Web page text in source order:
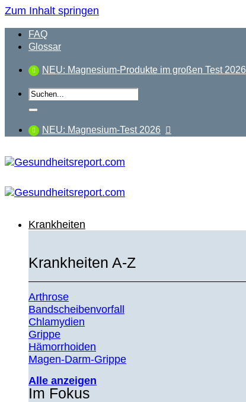
Zum Inhalt springen
FAQ
Glossar
NEU: Magnesium-Produkte im großen Test 2026
NEU: Magnesium-Test 2026
Krankheiten
Krankheiten A-Z
Arthrose
Bandscheibenvorfall
Chlamydien
Grippe
Hämorrhoiden
Magen-Darm-Grippe
Alle anzeigen
Im Fokus